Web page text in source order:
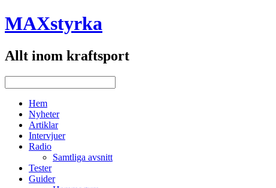
MAXstyrka
Allt inom kraftsport
Hem
Nyheter
Artiklar
Intervjuer
Radio
Samtliga avsnitt
Tester
Guider